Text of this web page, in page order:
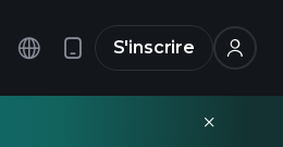
S'inscrire